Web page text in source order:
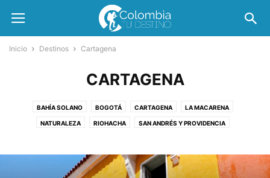
Inicio Destinos Cartagena
CARTAGENA
BAHÍA SOLANO BOGOTÁ CARTAGENA LA MACARENA
NATURALEZA RIOHACHA SAN ANDRÉS Y PROVIDENCIA